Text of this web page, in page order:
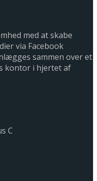
med at skabe
via Facebook
sammen over et
kontor i hjertet af
C